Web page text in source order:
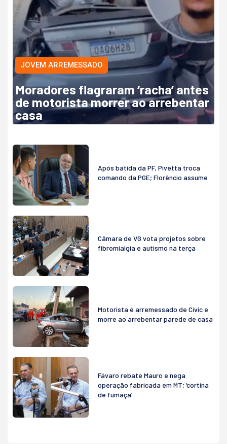
JOVEM ARREMESSADO
Moradores flagraram ‘racha’ antes
de motorista morrer ao arrebentar
casa
Após batida da PF, Pivetta troca
comando da PGE; Florêncio assume
Câmara de VG vota projetos sobre
fibromialgia e autismo na terça
Motorista é arremessado de Civic e
morre ao arrebentar parede de casa
Fávaro rebate Mauro e nega
operação fabricada em MT; ‘cortina
de fumaça’